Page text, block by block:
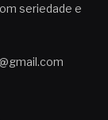
seriedade e